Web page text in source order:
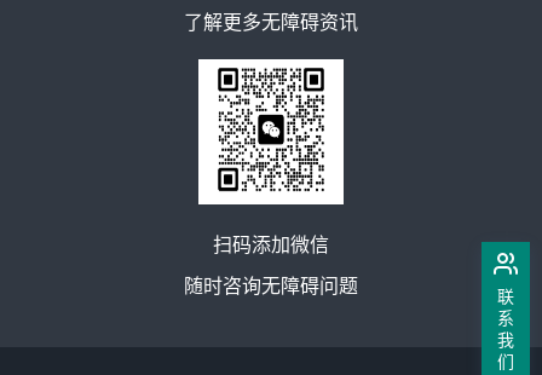
了解更多无障碍资讯
扫码添加微信
随时咨询无障碍问题
联
系
我
们